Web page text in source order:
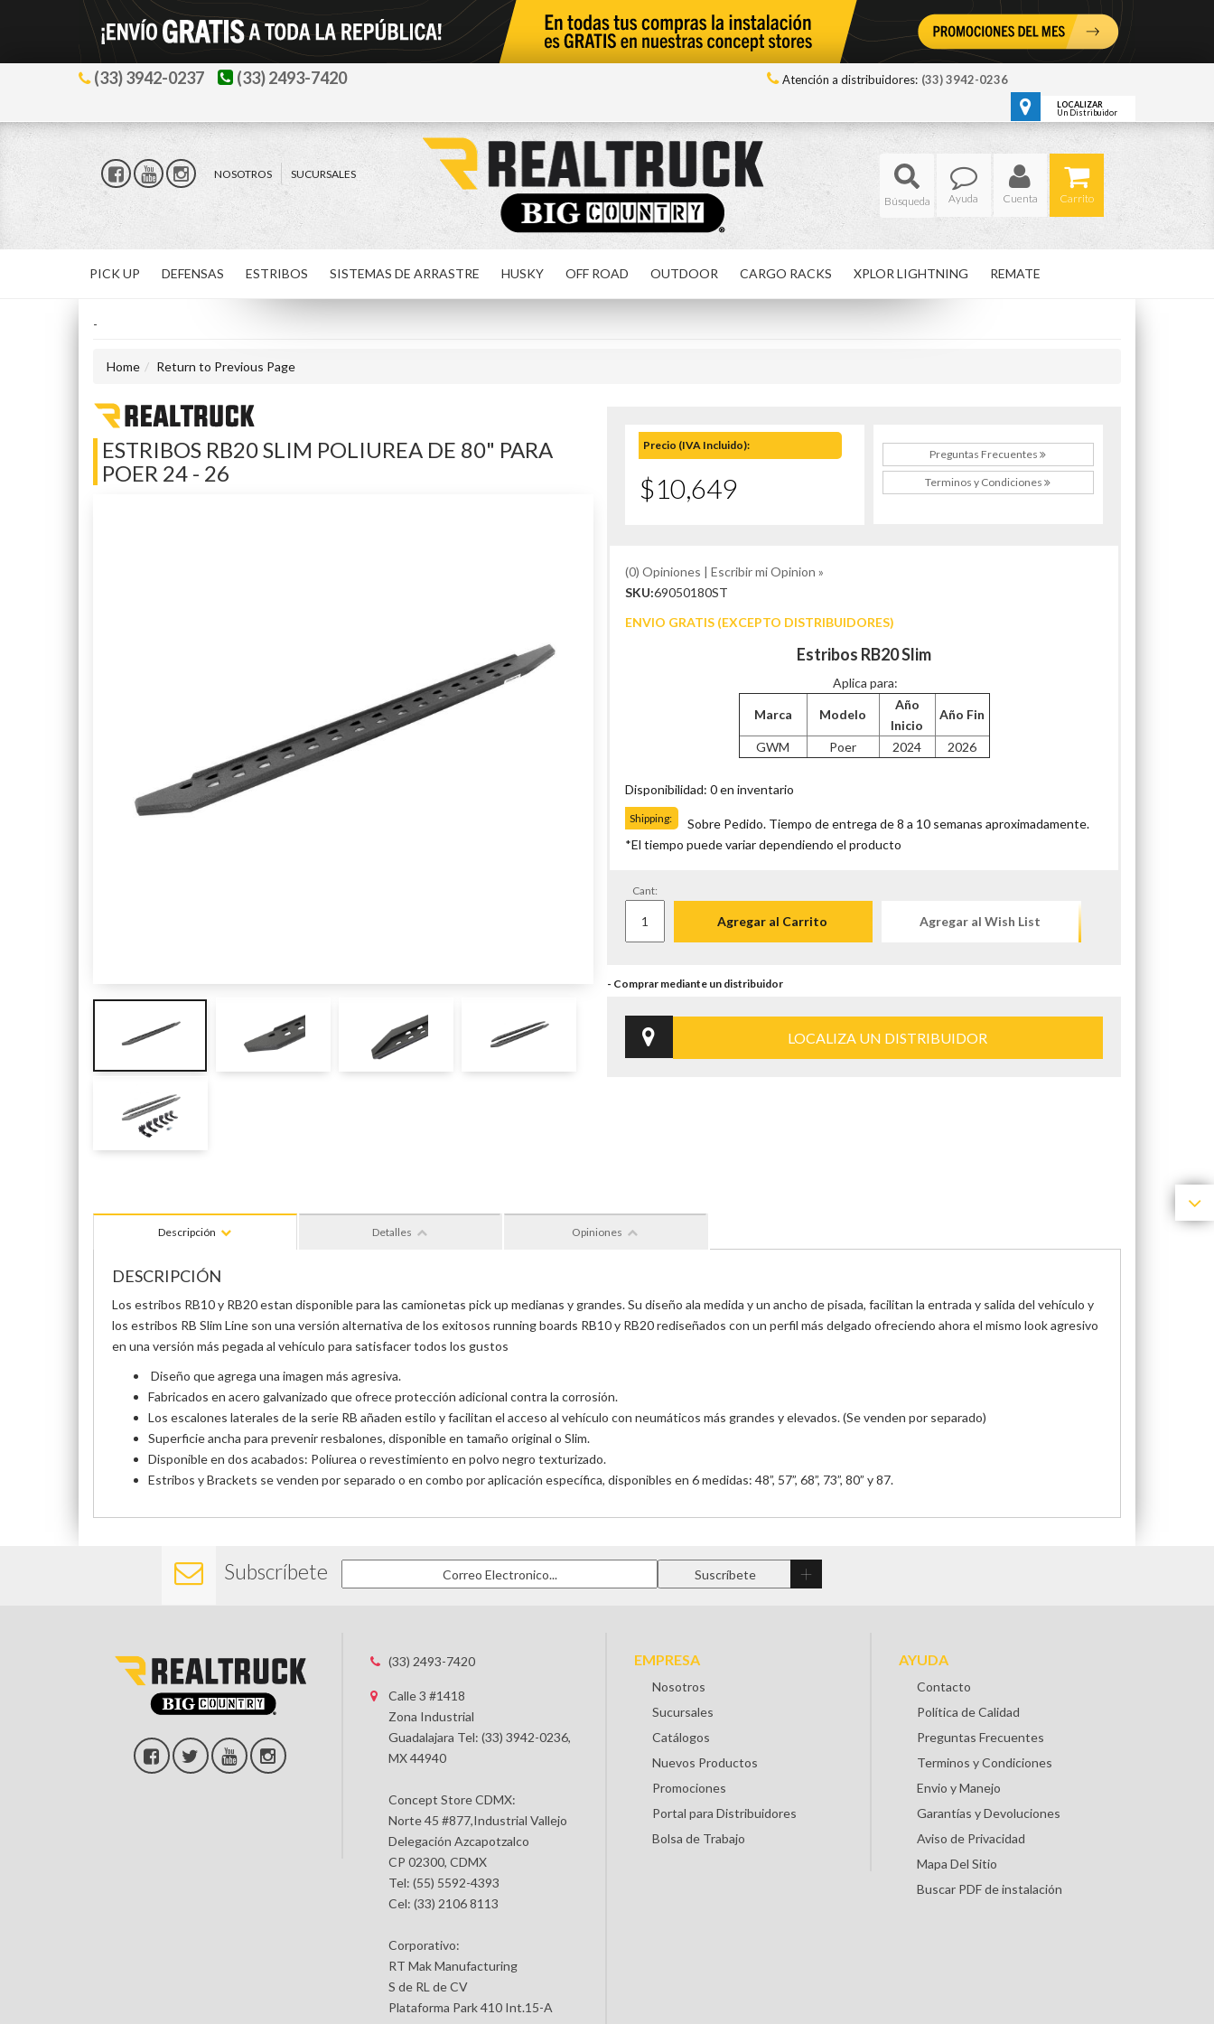
(33) 3942-0237 (33) 2493-7420 Atención a distribuidores: (33) 3942-0236
LOCALIZAR
Un Distribuidor
NOSOTROS
SUCURSALES
Ayuda
Cuenta Carrito
PICK UP DEFENSAS ESTRIBOS SISTEMAS DE ARRASTRE HUSKY OFF ROAD OUTDOOR CARGO RACKS XPLOR LIGHTNING REMATE
-
Home Return to Previous Page
ESTRIBOS RB20 SLIM POLIUREA DE 80" PARA
POER 24 - 26
Precio (IVA Incluido):
$10,649
Preguntas Frecuentes
Terminos y Condiciones
(0) Opiniones | Escribir mi Opinion »
SKU:69050180ST
ENVIO GRATIS (EXCEPTO DISTRIBUIDORES)
Estribos RB20 Slim
Aplica para:
Marca Modelo
Año
Inicio
Año Fin
GWM Poer 2024 2026
Disponibilidad: 0 en inventario
Shipping:
Sobre Pedido. Tiempo de entrega de 8 a 10 semanas aproximadamente.
*El tiempo puede variar dependiendo el producto
Cant:
Agregar al Carrito Agregar al Wish List
LOCALIZA UN DISTRIBUIDOR
Descripción Detalles Opiniones
DESCRIPCIÓN
Los estribos RB10 y RB20 estan disponible para las camionetas pick up medianas y grandes. Su diseño ala medida y un ancho de pisada, facilitan la entrada y salida del vehículo y
los estribos RB Slim Line son una versión alternativa de los exitosos running boards RB10 y RB20 rediseñados con un perfil más delgado ofreciendo ahora el mismo look agresivo
en una versión más pegada al vehículo para satisfacer todos los gustos
Diseño que agrega una imagen más agresiva.
Fabricados en acero galvanizado que ofrece protección adicional contra la corrosión.
Los escalones laterales de la serie RB añaden estilo y facilitan el acceso al vehículo con neumáticos más grandes y elevados. (Se venden por separado)
Superficie ancha para prevenir resbalones, disponible en tamaño original o Slim.
Disponible en dos acabados: Poliurea o revestimiento en polvo negro texturizado.
Estribos y Brackets se venden por separado o en combo por aplicación específica, disponibles en 6 medidas: 48”, 57”, 68”, 73”, 80” y 87.
Subscríbete
(33) 2493-7420
Calle 3 #1418
Zona Industrial
Guadalajara Tel: (33) 3942-0236,
MX 44940
Concept Store CDMX:
Norte 45 #877,Industrial Vallejo
Delegación Azcapotzalco
CP 02300, CDMX
Tel: (55) 5592-4393
Cel: (33) 2106 8113
Corporativo:
RT Mak Manufacturing
S de RL de CV
Plataforma Park 410 Int.15-A
EMPRESA
Nosotros
Sucursales
Catálogos
Nuevos Productos
Promociones
Portal para Distribuidores
Bolsa de Trabajo
AYUDA
Contacto
Política de Calidad
Preguntas Frecuentes
Terminos y Condiciones
Envio y Manejo
Garantías y Devoluciones
Aviso de Privacidad
Mapa Del Sitio
Buscar PDF de instalación